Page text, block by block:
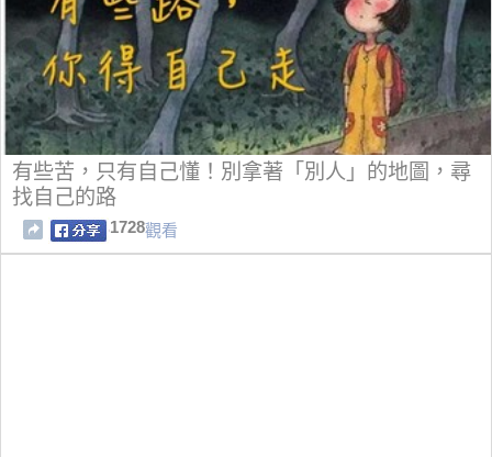
有些苦，只有自己懂！別拿著「別人」的地圖，尋
找自己的路
1728觀看